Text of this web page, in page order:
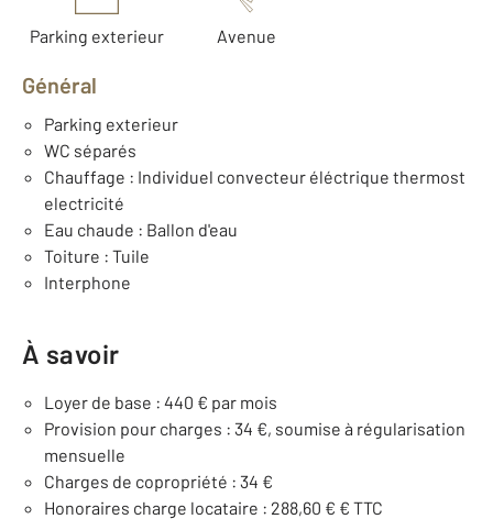
Parking exterieur Avenue
Général
Parking exterieur
WC séparés
Chauffage : Individuel convecteur éléctrique thermost
electricité
Eau chaude : Ballon d'eau
Toiture : Tuile
Interphone
À savoir
Loyer de base : 440 € par mois
Provision pour charges : 34 €, soumise à régularisation
mensuelle
Charges de copropriété : 34 €
Honoraires charge locataire : 288,60 € € TTC